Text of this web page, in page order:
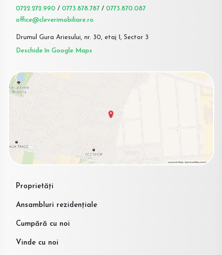
0722.272.990 / 0773.878.787 / 0773.870.087
office@cleverimobiliare.ro
Drumul Gura Ariesului, nr. 30, etaj 1, Sector 3
Deschide în Google Maps
Proprietăți
Ansambluri rezidențiale
Cumpără cu noi
Vinde cu noi